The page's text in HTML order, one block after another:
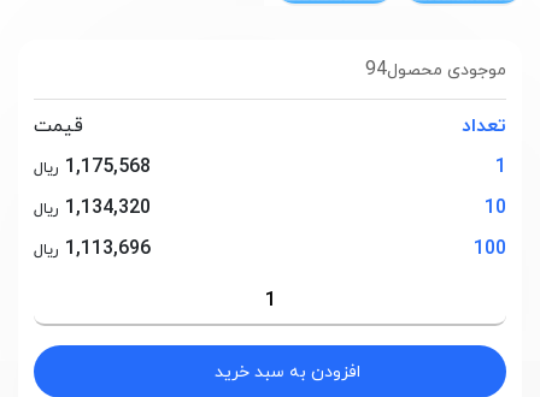
94موجودی محصول
تعداد
قیمت
1,175,568 ریال
10
1,134,320 ریال
100
1,113,696 ریال
افزودن به سبد خرید